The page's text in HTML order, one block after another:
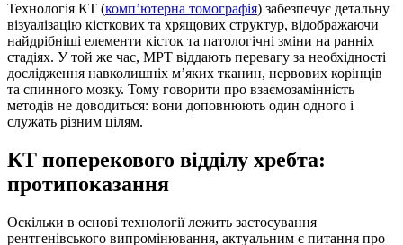
Технологія КТ (комп’ютерна томографія) забезпечує детальну
візуалізацію кісткових та хрящових структур, відображаючи
найдрібніші елементи кісток та патологічні зміни на ранніх
стадіях. У той же час, МРТ віддають перевагу за необхідності
дослідження навколишніх м’яких тканин, нервових корінців
та спинного мозку. Тому говорити про взаємозамінність
методів не доводиться: вони доповнюють один одного і
служать різним цілям.
КТ поперекового відділу хребта:
протипоказання
Оскільки в основі технології лежить застосування
рентгенівського випромінювання, актуальним є питання про